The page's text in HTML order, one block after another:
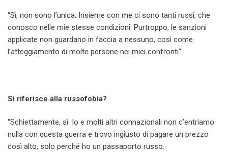
“Sì, non sono l’unica. Insieme con me ci sono tanti russi, che
conosco nelle mie stesse condizioni. Purtroppo, le sanzioni
applicate non guardano in faccia a nessuno, così come
l’atteggiamento di molte persone nei miei confronti”.
Si riferisce alla russofobia?
“Schiettamente, sì. Io e molti altri connazionali non c’entriamo
nulla con questa guerra e trovo ingiusto di pagare un prezzo
così alto, solo perché ho un passaporto russo.